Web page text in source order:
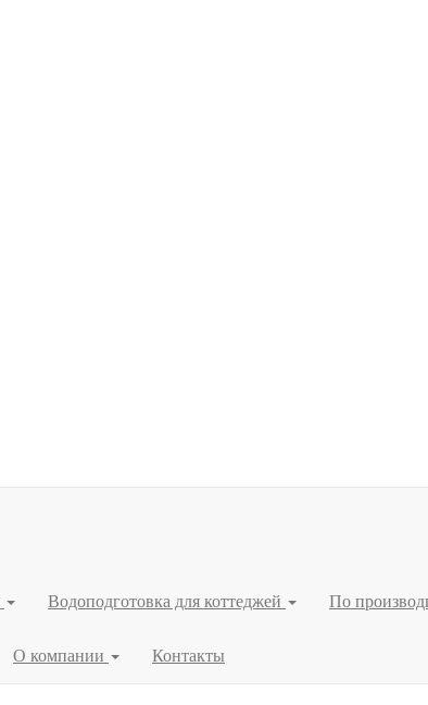
Водоподготовка для коттеджей По
О компании Контакты